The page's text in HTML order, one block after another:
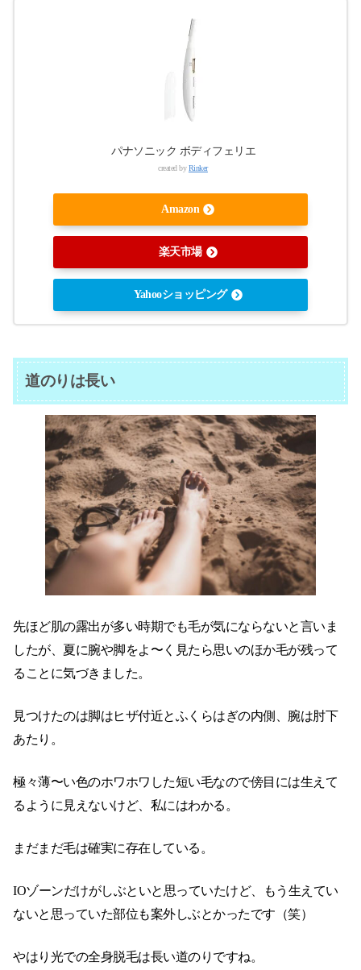
パナソニック ボディフェリエ
created byRinker
Amazon
楽天市場
Yahooショッピング
道のりは長い
先ほど肌の露出が多い時期でも毛が気にならないと言いま
したが、夏に腕や脚をよ〜く見たら思いのほか毛が残って
ることに気づきました。
見つけたのは脚はヒザ付近とふくらはぎの内側、腕は肘下
あたり。
極々薄〜い色のホワホワした短い毛なので傍目には生えて
るように見えないけど、私にはわかる。
まだまだ毛は確実に存在している。
IOゾーンだけがしぶといと思っていたけど、もう生えてい
ないと思っていた部位も案外しぶとかったです（笑）
やはり光での全身脱毛は長い道のりですね。